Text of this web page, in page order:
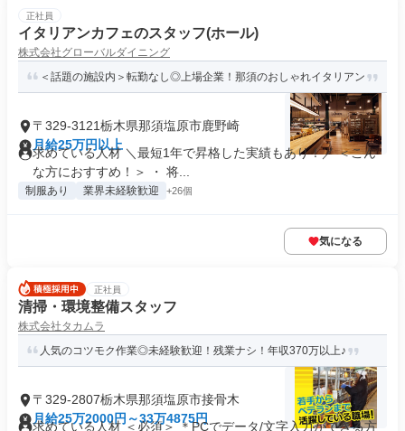
正社員
イタリアンカフェのスタッフ(ホール)
株式会社グローバルダイニング
＜話題の施設内＞転勤なし◎上場企業！那須のおしゃれイタリアン
〒329-3121栃木県那須塩原市鹿野崎
月給25万円以上
求めている人材 ＼最短1年で昇格した実績もあり！／ ＜こん
な方におすすめ！＞ ・ 将...
制服あり 業界未経験歓迎 +26個
気になる
正社員
清掃・環境整備スタッフ
株式会社タカムラ
人気のコツモク作業◎未経験歓迎！残業ナシ！年収370万以上♪
〒329-2807栃木県那須塩原市接骨木
月給25万2000円～33万4875円
求めている人材 ＜必須＞ ＊PCでデータ/文字入力ができる方